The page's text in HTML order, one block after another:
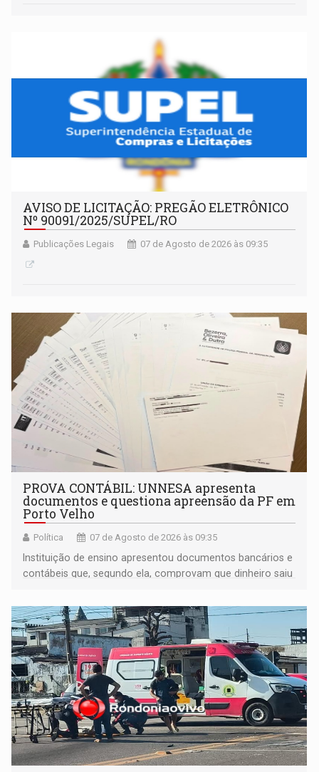
AVISO DE LICITAÇÃO: PREGÃO ELETRÔNICO
Nº 90091/2025/SUPEL/RO
Publicações Legais 07 de Agosto de 2026 às 09:35
PROVA CONTÁBIL: UNNESA apresenta
documentos e questiona apreensão da PF em
Porto Velho
Política 07 de Agosto de 2026 às 09:35
Instituição de ensino apresentou documentos bancários e
contábeis que, segundo ela, comprovam que dinheiro saiu
apreendido quando já estava dentro da sede da entidade
— em pleno ano eleitoral em Rondônia